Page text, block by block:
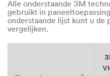
Alle onderstaande 3M
gebruikt in
onderstaande lijst kunt u de
vergelijken.